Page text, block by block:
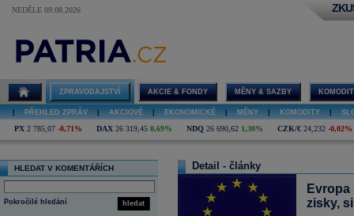
NEDĚLE 09.08.2026
ZPRAVODAJSTVÍ AKCIE & FONDY MĚNY & SAZBY
PŘEHLED ZPRÁV AKCIOVÉ EKONOMICKÉ MĚNY KOMODITY
PX 2 785,07 -0,71% DAX 26 319,45 0,69% NDQ 26 690,62 1,30% CZK/€ 24,232 -0,02%
HLEDAT V KOMENTÁŘÍCH
hledat
Pokročilé hledání
Detail - články
zisky,